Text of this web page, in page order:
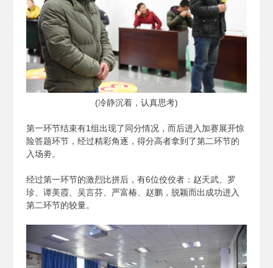
(冷静沉着，认真思考)
第一环节结束有1组出现了同分情况，而后进入加赛展开惊
险答题环节，经过精彩角逐，得分高者拿到了第二环节的
入场劵。
经过第一环节的激烈比拼后，有6位佼佼者：赵天武、罗
珍、谭美霞、吴言芬、严富椿、赵鹏，脱颖而出成功进入
第二环节的较量。